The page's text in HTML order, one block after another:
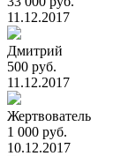
11.12.2017
Дмитрий
500 руб.
11.12.2017
Жертвователь
1 000 руб.
10.12.2017